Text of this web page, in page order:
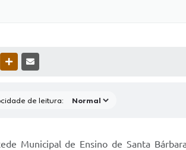
OUTRAS MÍDIAS
de leitura:
Municipal de Ensino de Santa